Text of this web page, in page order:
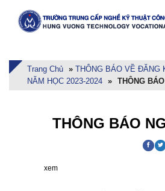
Trang Chủ » THÔNG BÁO VỀ ĐĂNG
NĂM HỌC 2023-2024 » THÔNG
THÔNG BÁO
xem